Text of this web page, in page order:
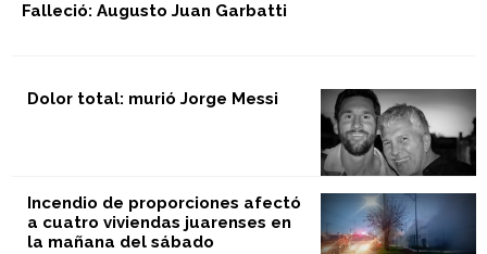
Falleció: Augusto Juan Garbatti
Dolor total: murió Jorge Messi
Incendio de proporciones afectó
a cuatro viviendas juarenses en
la mañana del sábado